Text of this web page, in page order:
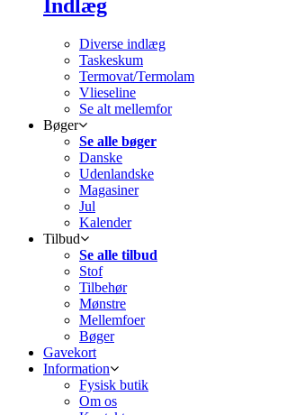
Indlæg
Diverse indlæg
Taskeskum
Termovat/Termolam
Vlieseline
Se alt mellemfor
Bøger
Se alle bøger
Danske
Udenlandske
Magasiner
Jul
Kalender
Tilbud
Se alle tilbud
Stof
Tilbehør
Mønstre
Mellemfoer
Bøger
Gavekort
Information
Fysisk butik
Om os